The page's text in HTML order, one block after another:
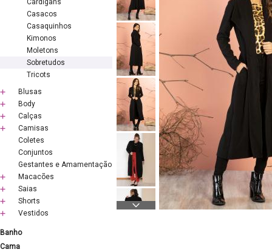
Cardigans
Casacos
Casaquinhos
Kimonos
Moletons
Sobretudos
Tricots
Blusas
Body
Calças
Camisas
Coletes
Conjuntos
Gestantes e Amamentação
Macacões
Saias
Shorts
Vestidos
Banho
Cama